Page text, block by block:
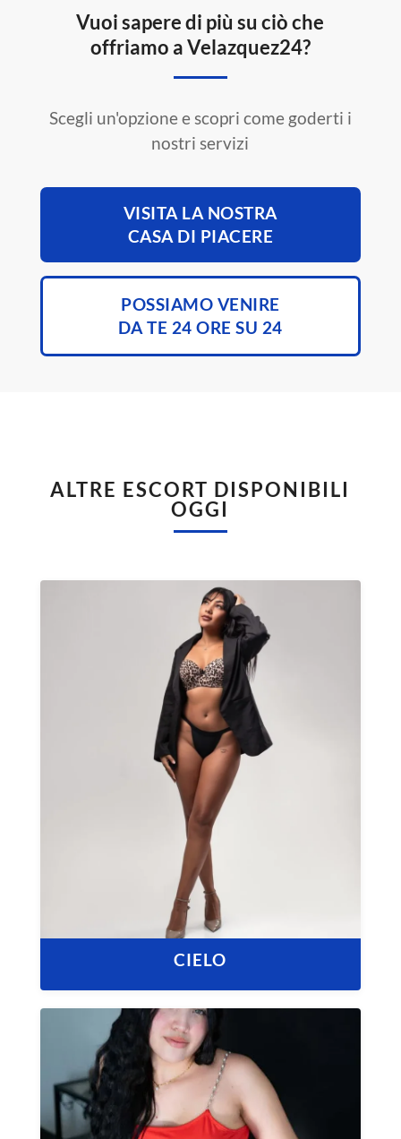
Vuoi sapere di più su ciò che
offriamo a Velazquez24?
Scegli un'opzione e scopri come goderti i
nostri servizi
VISITA LA NOSTRA
CASA DI PIACERE
POSSIAMO VENIRE
DA TE 24 ORE SU 24
ALTRE ESCORT DISPONIBILI
OGGI
CIELO